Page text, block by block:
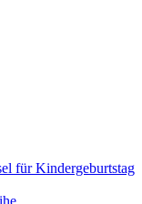
für Kindergeburtstag